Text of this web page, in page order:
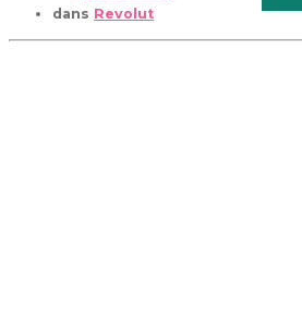
dans Revolut